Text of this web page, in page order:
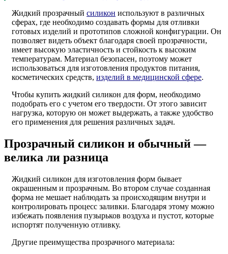
Жидкий прозрачный силикон используют в различных
сферах, где необходимо создавать формы для отливки
готовых изделий и прототипов сложной конфигурации. Он
позволяет видеть объект благодаря своей прозрачности,
имеет высокую эластичность и стойкость к высоким
температурам. Материал безопасен, поэтому может
использоваться для изготовления продуктов питания,
косметических средств, изделий в медицинской сфере.
Чтобы купить жидкий силикон для форм, необходимо
подобрать его с учетом его твердости. От этого зависит
нагрузка, которую он может выдержать, а также удобство
его применения для решения различных задач.
Прозрачный силикон и обычный —
велика ли разница
Жидкий силикон для изготовления форм бывает
окрашенным и прозрачным. Во втором случае созданная
форма не мешает наблюдать за происходящим внутри и
контролировать процесс заливки. Благодаря этому можно
избежать появления пузырьков воздуха и пустот, которые
испортят полученную отливку.
Другие преимущества прозрачного материала: